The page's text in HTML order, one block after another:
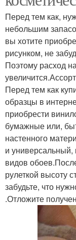
Перед тем как,
небольшим
вы хотите
рисунком, не
Поэтому расход
Перед тем как
образцы в
приобрести
бумажные или,
настенного
и универсальный,
видов
рулеткой высоту
забудьте, что
.Отложите